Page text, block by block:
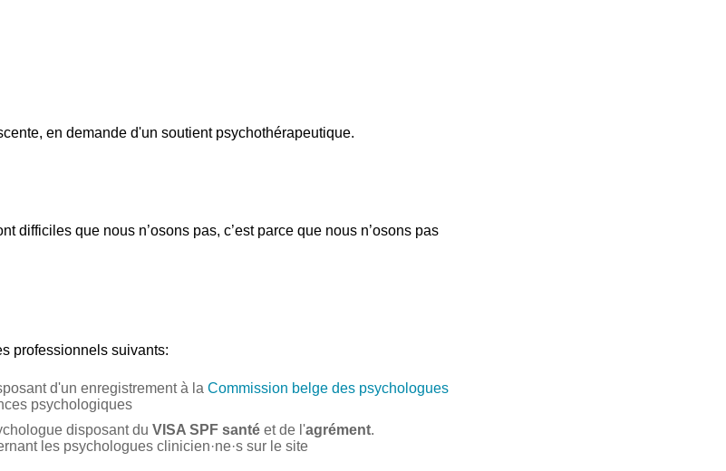
en demande d'un soutient psychothérapeutique.
difficiles que nous n’osons pas, c’est parce que nous n’osons pas
professionnels suivants:
d'un enregistrement à la Commission belge des psychologues
psychologiques
disposant du VISA SPF santéet de l'agrément.
les psychologues clinicien·ne·s sur le site